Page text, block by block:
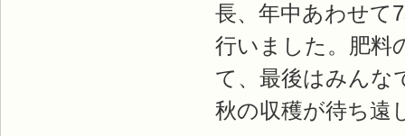
長、年中あわせて
行いました。肥料
て、最後はみんな
秋の収穫が待ち遠